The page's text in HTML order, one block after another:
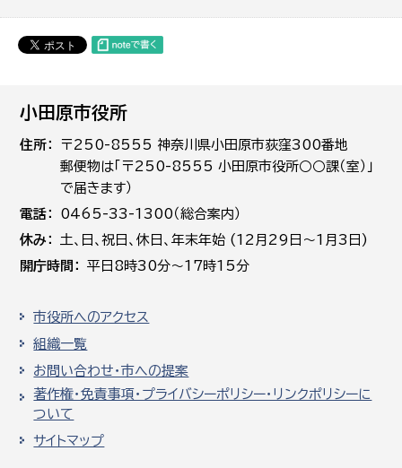
小田原市役所
住所
〒250-8555 神奈川県小田原市荻窪300番地
郵便物は「〒250-8555 小田原市役所○○課（室）」
で届きます）
電話
0465-33-1300（総合案内）
休み
土､日､祝日、休日、年末年始 (12月29日～1月3日)
開庁時間
平日8時30分～17時15分
市役所へのアクセス
組織一覧
お問い合わせ・市への提案
著作権・免責事項・プライバシーポリシー・リンクポリシーに
ついて
サイトマップ